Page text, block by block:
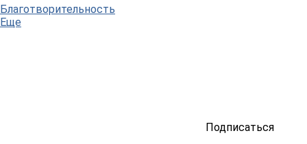
Благотворительность
Еще
Подписаться